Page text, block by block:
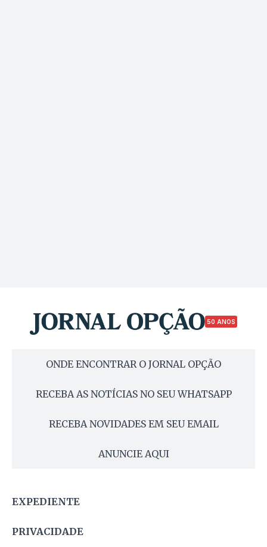
50 ANOS
ONDE ENCONTRAR O JORNAL OPÇÃO
RECEBA AS NOTÍCIAS NO SEU WHATSAPP
RECEBA NOVIDADES EM SEU EMAIL
ANUNCIE AQUI
EXPEDIENTE
PRIVACIDADE